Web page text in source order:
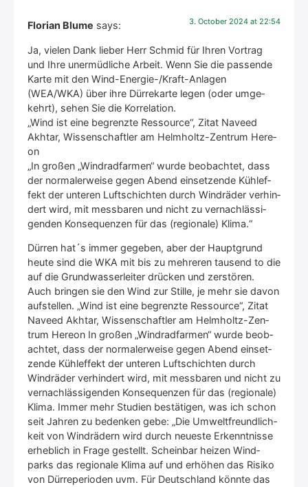
Florian Blume says: 3. Octo­ber 2024 at 22:54
Ja, vie­len Dank lie­ber Herr Schmid für Ihren Vor­trag
und Ihre uner­müd­li­che Arbeit. Wenn Sie die pas­sen­de
Kar­te mit den Wind-Ener­gie-/Kraft-Anla­gen
(WEA/WKA) über ihre Dür­re­kar­te legen (oder umge­
kehrt), sehen Sie die Kor­re­la­ti­on.
„Wind ist eine begrenz­te Res­sour­ce“, Zitat Naveed
Akhtar, Wis­sen­schaft­ler am Helm­holtz-Zen­trum Here­
on
„In gro­ßen „Wind­rad­far­men“ wur­de beob­ach­tet, dass
der nor­ma­ler­wei­se gegen Abend ein­set­zen­de Kühl­ef­
fekt der unte­ren Luft­schich­ten durch Wind­rä­der ver­hin­
dert wird, mit mess­ba­ren und nicht zu ver­nach­läs­si­
gen­den Kon­se­quen­zen für das (regio­na­le) Kli­ma.“
Dür­ren hat´s immer gege­ben, aber der Haupt­grund
heu­te sind die WKA mit bis zu meh­re­ren tau­send to die
auf die Grund­was­ser­lei­ter drü­cken und zer­stö­ren.
Auch brin­gen sie den Wind zur Stil­le, je mehr sie davon
auf­stel­len. „Wind ist eine begrenz­te Res­sour­ce“, Zitat
Naveed Akhtar, Wis­sen­schaft­ler am Helm­holtz-Zen­
trum Here­on In gro­ßen „Wind­rad­far­men“ wur­de beob­
ach­tet, dass der nor­ma­ler­wei­se gegen Abend ein­set­
zen­de Kühl­ef­fekt der unte­ren Luft­schich­ten durch
Wind­rä­der ver­hin­dert wird, mit mess­ba­ren und nicht zu
ver­nach­läs­si­gen­den Kon­se­quen­zen für das (regio­na­le)
Kli­ma. Immer mehr Stu­di­en bestä­ti­gen, was ich schon
seit Jah­ren zu beden­ken gebe: „Die Umwelt­freund­lich­
keit von Wind­rä­dern wird durch neu­es­te Erkennt­nis­se
erheb­lich in Fra­ge gestellt. Schein­bar hei­zen Wind­
parks das regio­na­le Kli­ma auf und erhö­hen das Risi­ko
von Dür­re­pe­ri­oden uvm. Für Deutsch­land könn­te das